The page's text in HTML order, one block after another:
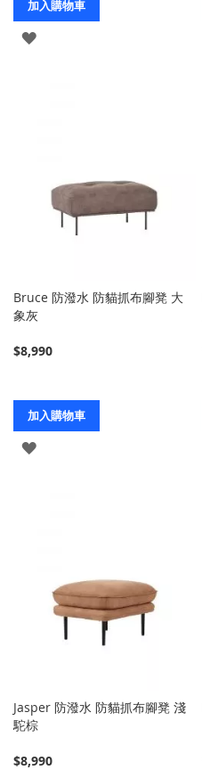
加入購物車
登
Bruce 防潑水 防貓抓布腳凳 大
象灰
$8,990
加入購物車
登
Jasper 防潑水 防貓抓布腳凳 淺
駝棕
$8,990